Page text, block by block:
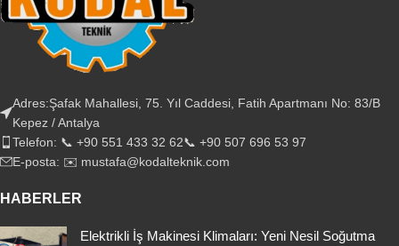
Adres:Şafak Mahallesi, 75. Yıl Caddesi, Fatih Apartmanı No: 83/B
Kepez / Antalya
Telefon: 📞 +90 551 433 32 62📞 +90 507 696 53 97
E-posta: ✉️ mustafa@kodalteknik.com
HABERLER
Elektrikli İş Makinesi Klimaları: Yeni Nesil Soğutma